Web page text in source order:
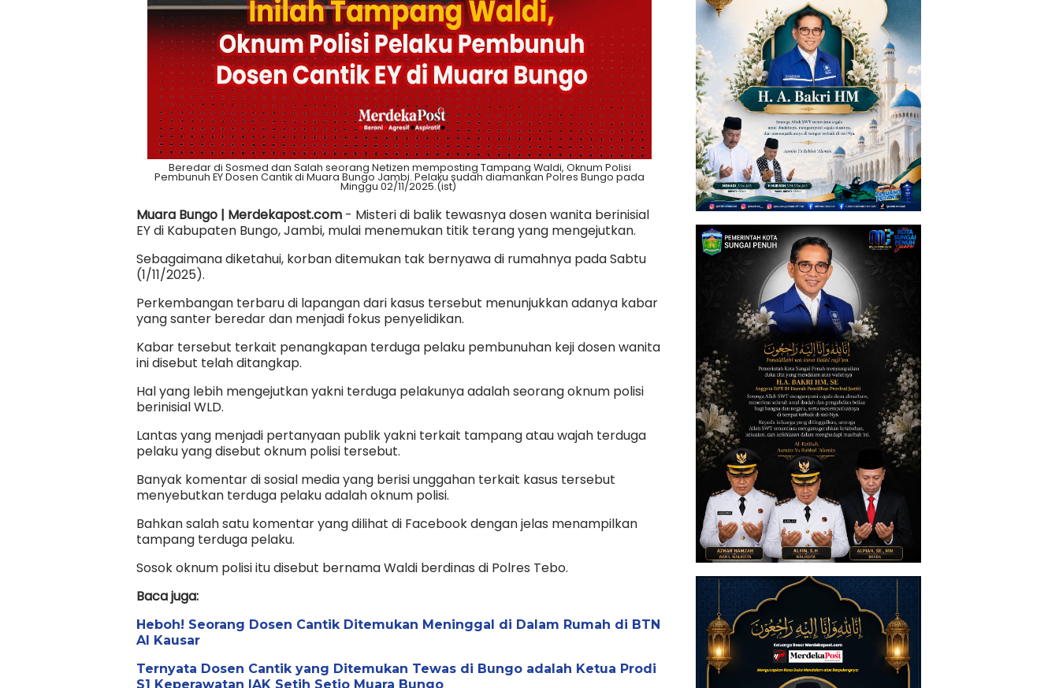
Beredar di Sosmed dan Salah seorang Netizen memposting Tampang Waldi, Oknum Polisi
Pembunuh EY Dosen Cantik di Muara Bungo Jambi. Pelaku sudah diamankan Polres Bungo pada
Minggu 02/11/2025.(ist)
Muara Bungo | Merdekapost.com - Misteri di balik tewasnya dosen wanita berinisial
EY di Kabupaten Bungo, Jambi, mulai menemukan titik terang yang mengejutkan.
Sebagaimana diketahui, korban ditemukan tak bernyawa di rumahnya pada Sabtu
(1/11/2025).
Perkembangan terbaru di lapangan dari kasus tersebut menunjukkan adanya kabar
yang santer beredar dan menjadi fokus penyelidikan.
Kabar tersebut terkait penangkapan terduga pelaku pembunuhan keji dosen wanita
ini disebut telah ditangkap.
Hal yang lebih mengejutkan yakni terduga pelakunya adalah seorang oknum polisi
berinisial WLD.
Lantas yang menjadi pertanyaan publik yakni terkait tampang atau wajah terduga
pelaku yang disebut oknum polisi tersebut.
Banyak komentar di sosial media yang berisi unggahan terkait kasus tersebut
menyebutkan terduga pelaku adalah oknum polisi.
Bahkan salah satu komentar yang dilihat di Facebook dengan jelas menampilkan
tampang terduga pelaku.
Sosok oknum polisi itu disebut bernama Waldi berdinas di Polres Tebo.
Baca juga:
Heboh! Seorang Dosen Cantik Ditemukan Meninggal di Dalam Rumah di BTN
Al Kausar
Ternyata Dosen Cantik yang Ditemukan Tewas di Bungo adalah Ketua Prodi
S1 Keperawatan IAK Setih Setio Muara Bungo